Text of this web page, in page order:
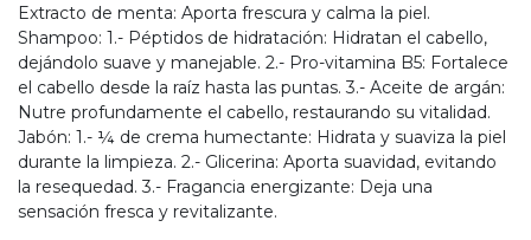
Extracto de menta: Aporta frescura y calma la piel.
Shampoo: 1.- Péptidos de hidratación: Hidratan el cabello,
dejándolo suave y manejable. 2.- Pro-vitamina B5: Fortalece
el cabello desde la raíz hasta las puntas. 3.- Aceite de argán:
Nutre profundamente el cabello, restaurando su vitalidad.
Jabón: 1.- ¼ de crema humectante: Hidrata y suaviza la piel
durante la limpieza. 2.- Glicerina: Aporta suavidad, evitando
la resequedad. 3.- Fragancia energizante: Deja una
sensación fresca y revitalizante.